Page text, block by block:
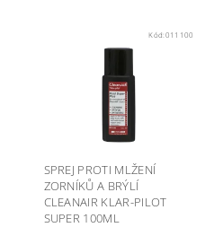
Kód:011100
SPREJ PROTI MLŽENÍ
ZORNÍKŮ A BRÝLÍ
CLEANAIR KLAR-PILOT
SUPER 100ML